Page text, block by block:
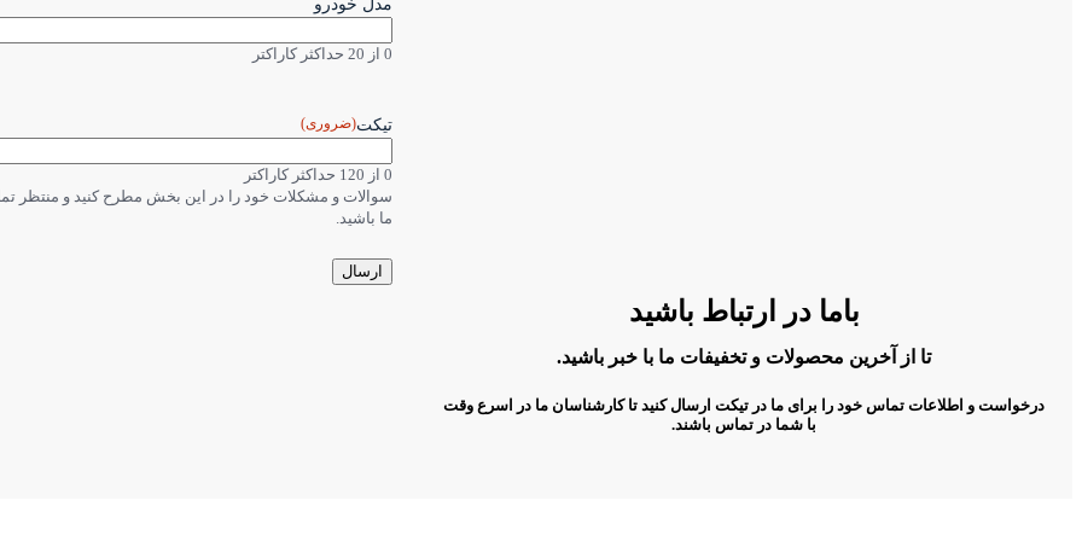
باما در ارتباط باشید
تا از آخرین محصولات و تخفیفات ما با خبر باشید.
درخواست و اطلاعات تماس خود را برای ما در تیکت ارسال کنید تا کارشناسان ما در اسرع وقت
با شما در تماس باشند.
مدل خودرو
0 از 20 حداکثر کاراکتر
تیکت(ضروری)
0 از 120 حداکثر کاراکتر
سوالات و مشکلات خود را در این بخش مطرح کنید و منتظر
ما باشید.